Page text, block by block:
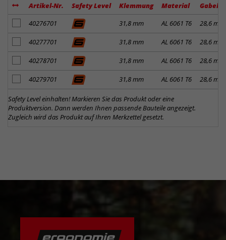
Artikel-Nr. Safety Level Klemmung Material
Artikel zum Merkzettel hinzufügen
40276701 31,8 mm AL 6061 T6 28,6 mm
Artikel zum Merkzettel hinzufügen
40277701 31,8 mm AL 6061 T6 28,6 mm
Artikel zum Merkzettel hinzufügen
40278701 31,8 mm AL 6061 T6 28,6 mm
Artikel zum Merkzettel hinzufügen
40279701 31,8 mm AL 6061 T6 28,6 mm
Safety Level einhalten! Markieren Sie das Produkt oder eine
Produktversion. Dann werden Ihnen passende Bauteile angezeigt.
Zugleich wird das Produkt auf Ihren Merkzettel gesetzt.